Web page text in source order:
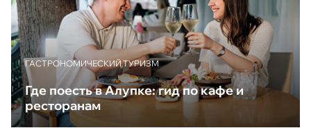
ГАСТРОНОМИЧЕСКИЙ ТУРИЗМ
Где поесть в Алупке: гид по кафе и
ресторанам